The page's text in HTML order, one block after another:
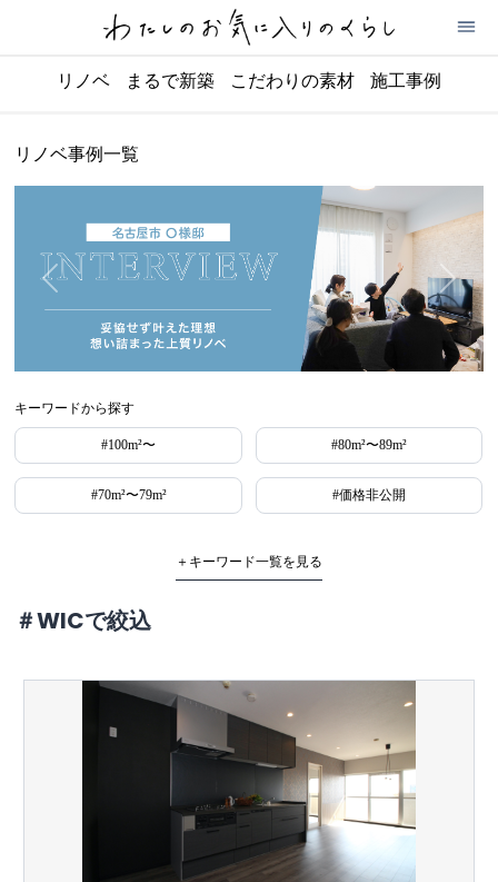
リノベ まるで新築 こだわりの素材 施工事例
リノベ事例一覧
キーワードから探す
#100m²〜 #80m²〜89m²
#70m²〜79m² #価格非公開
＋キーワード一覧を見る
＃WICで絞込